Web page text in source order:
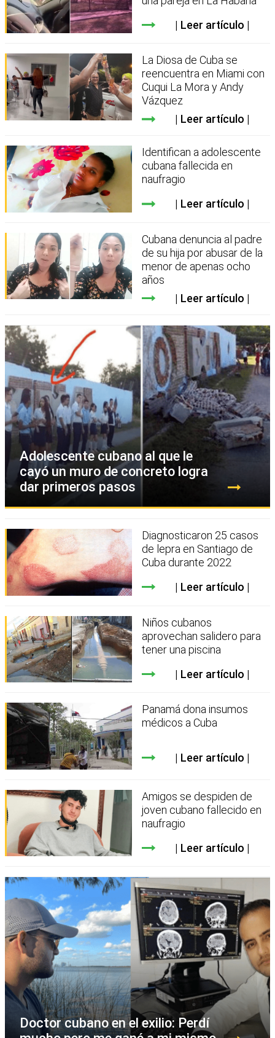
Leer artículo
La Diosa de Cuba se
reencuentra en Miami con
Cuqui La Mora y Andy
Vázquez
Leer artículo
Identifican a adolescente
cubana fallecida en
naufragio
Leer artículo
Cubana denuncia al padre
de su hija por abusar de la
menor de apenas ocho
años
Leer artículo
Adolescente cubano al que le
cayó un muro de concreto logra
dar primeros pasos
Diagnosticaron 25 casos
de lepra en Santiago de
Cuba durante 2022
Leer artículo
Niños cubanos
aprovechan salidero para
tener una piscina
Leer artículo
Panamá dona insumos
médicos a Cuba
Leer artículo
Amigos se despiden de
joven cubano fallecido en
naufragio
Leer artículo
Doctor cubano en el exilio: Perdí